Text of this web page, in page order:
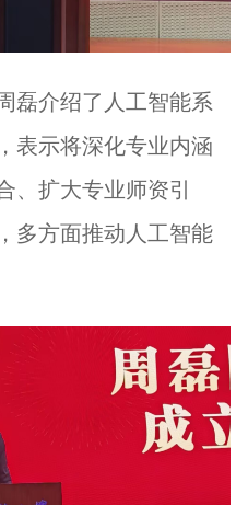
磊介绍了人工智能系
表示将深化专业内涵
、扩大专业师资引
多方面推动人工智能